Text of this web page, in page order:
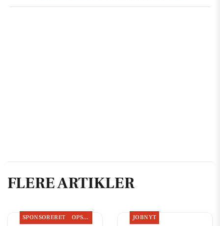
FLERE ARTIKLER
SPONSORERET OPSLAGSTAVLEN JOBNYT